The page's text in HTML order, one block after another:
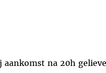
na 20h